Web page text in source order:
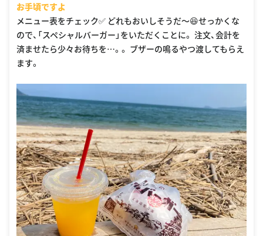
お手頃ですよ
メニュー表をチェック✅ どれもおいしそうだ〜😆せっかくな
ので、「スペシャルバーガー」をいただくことに。 注文、会計を
済ませたら少々お待ちを…。。 ブザーの鳴るやつ渡してもらえ
ます。